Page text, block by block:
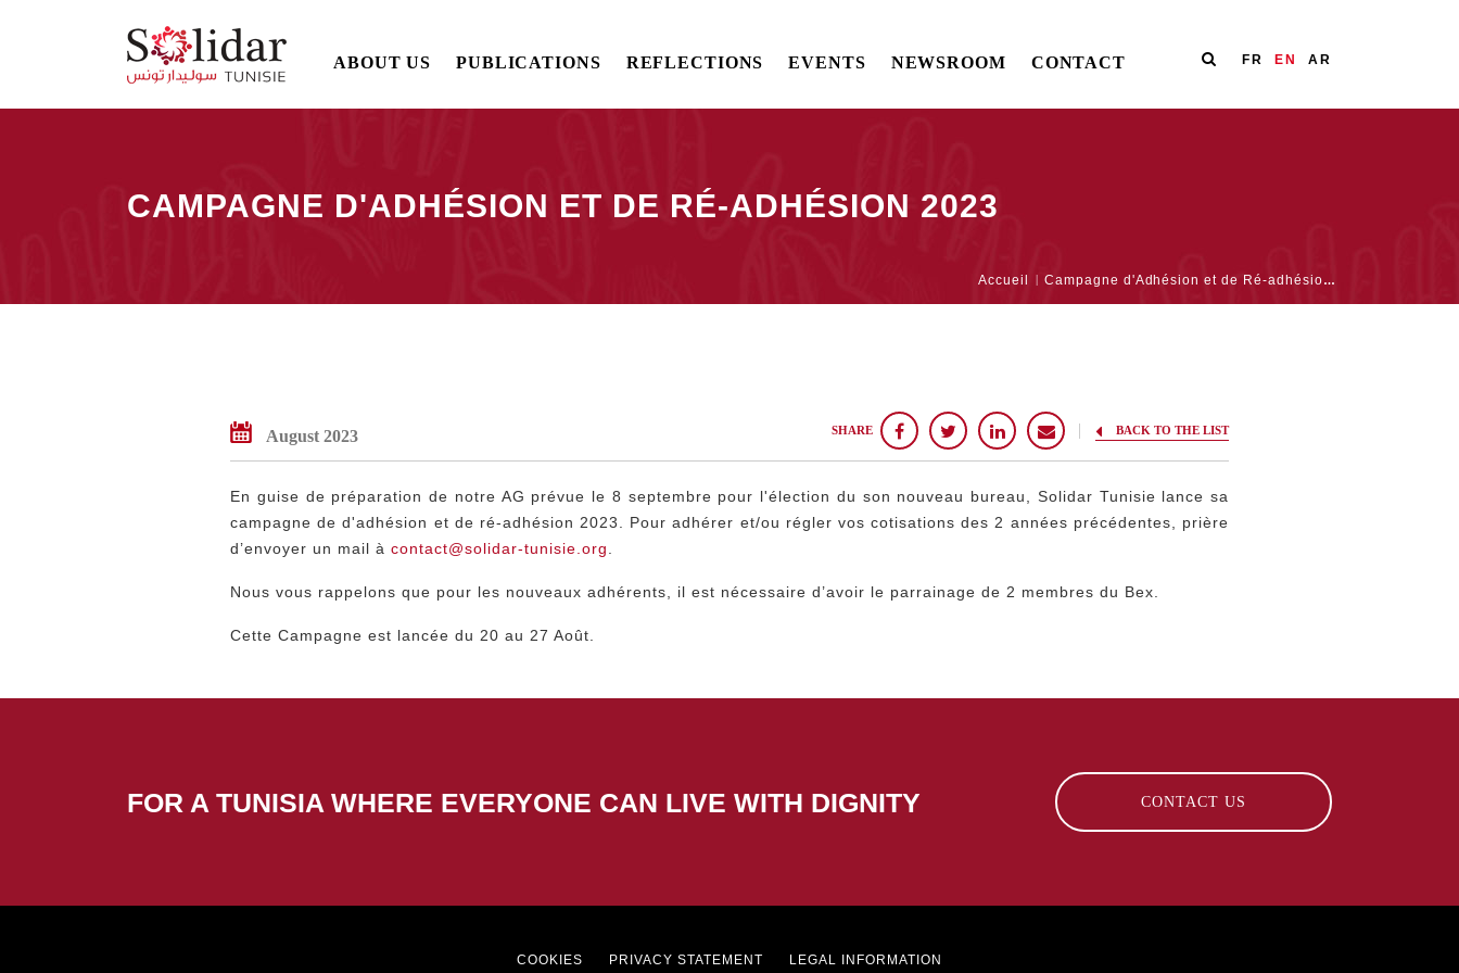
Main
ABOUT US PUBLICATIONS REFLECTIONS EVENTS NEWSROOM CONTACT FR EN AR
CAMPAGNE D'ADHÉSION ET DE RÉ-ADHÉSION 2023
Accueil Campagne d'Adhésion et de Ré-adhésion 2023
August 2023 SHARE BACK TO THE LIST
En guise de préparation de notre AG prévue le 8 septembre pour l'élection du son nouveau bureau, Solidar Tunisie lance sa
campagne de d'adhésion et de ré-adhésion 2023. Pour adhérer et/ou régler vos cotisations des 2 années précédentes, prière
d’envoyer un mail à contact@solidar-tunisie.org
Nous vous rappelons que pour les nouveaux adhérents, il est nécessaire d’avoir le parrainage de 2 membres du Bex.
Cette Campagne est lancée du 20 au 27 Août.
FOR A TUNISIA WHERE EVERYONE CAN LIVE WITH DIGNITY CONTACT US
Footer
COOKIES PRIVACY STATEMENT LEGAL INFORMATION